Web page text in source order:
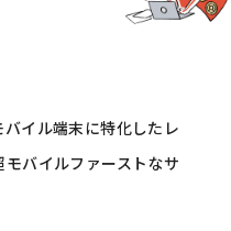
イル端末に特化したレ
バイルファーストなサ